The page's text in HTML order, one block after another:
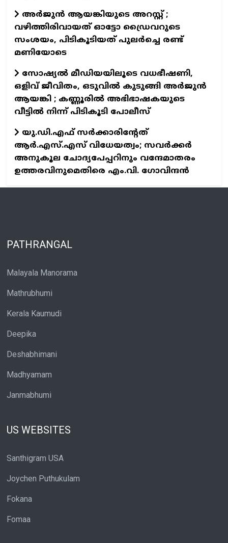
അർജുൻ ആയങ്കിയുടെ അറസ്റ്റ് ;
വഴിത്തിരിവായത് ഓട്ടോ ഡ്രൈവറുടെ
സംശയം, പിടികൂടിയത് പുലർച്ചെ രണ്ട്
മണിയോടെ
സോഷ്യൽ മീഡിയയിലൂടെ വധഭീഷണി,
ഒളിവ് ജീവിതം, ഒടുവിൽ കുടുങ്ങി അർജുൻ
ആയങ്കി ; കണ്ണൂരിൽ അഭിഭാഷകയുടെ
വീട്ടിൽ നിന്ന് പിടികൂടി പോലീസ്
യു.ഡി.എഫ് സർക്കാരിന്റേത്
ആർ.എസ്.എസ് വിധേയത്വം; സവർക്കർ
അനുകൂല ചോദ്യപേപ്പറിനും വന്ദേമാതരം
ഉത്തരവിനുമെതിരെ എം.വി. ഗോവിന്ദൻ
PATHRANGAL
Malayala Manorama
Mathrubhumi
Kerala Kaumudi
Deepika
Deshabhimani
Madhyamam
Janmabhumi
US WEBSITES
Santhigram USA
Joychen Puthukulam
Fokana
Fomaa